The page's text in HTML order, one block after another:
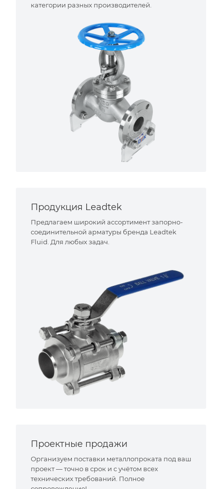
категории разных производителей.
Продукция Leadtek
Предлагаем широкий ассортимент запорно-
соединительной арматуры бренда Leadtek
Fluid. Для любых задач.
Проектные продажи
Организуем поставки металлопроката под ваш
проект — точно в срок и с учётом всех
технических требований. Полное